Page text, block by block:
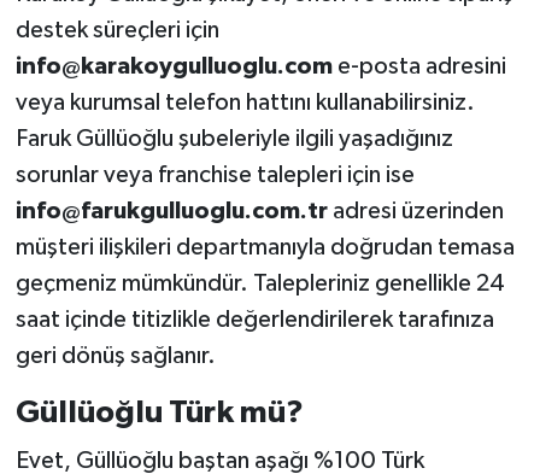
destek süreçleri için
info@karakoygulluoglu.come-posta adresini
veya kurumsal telefon hattını kullanabilirsiniz.
Faruk Güllüoğlu şubeleriyle ilgili yaşadığınız
sorunlar veya franchise talepleri için ise
info@farukgulluoglu.com.tradresi üzerinden
müşteri ilişkileri departmanıyla doğrudan temasa
geçmeniz mümkündür. Talepleriniz genellikle 24
saat içinde titizlikle değerlendirilerek tarafınıza
geri dönüş sağlanır.
Güllüoğlu Türk mü?
Evet, Güllüoğlu baştan aşağı %100 Türk